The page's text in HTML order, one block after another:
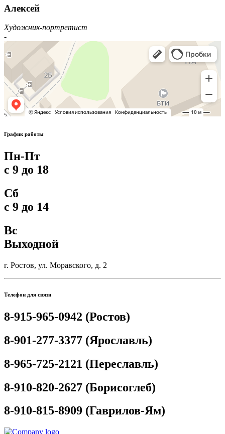
Алексей
Художник-портретист
-
График работы
Пн-Пт
с 9 до 18
Сб
с 9 до 14
Вс
Выходной
г. Ростов, ул. Моравского, д. 2
Телефон для связи
8-915-965-0942 (Ростов)
8-901-277-3377 (Ярославль)
8-965-725-2121 (Переславль)
8-910-820-2627 (Борисоглеб)
8-910-815-8909 (Гаврилов-Ям)